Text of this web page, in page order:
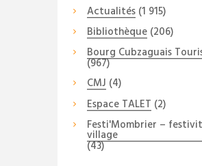
Actualités(1 915)
Bibliothèque(206)
Bourg Cubzaguais
(967)
CMJ (4)
Espace TALET (2)
Festi'Mombrier –
village
(43)